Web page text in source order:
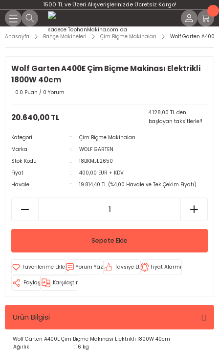
1500 TL ve Üzeri Alışverişlerinizde Ücretsiz Kargo!
Anasayfa Bahçe Makineleri Çim Biçme Makinaları Wolf Garten
Wolf Garten A400E Çim Biçme Makinası Elektrikli
1800W 40cm
0.0 Puan / 0 Yorum
20.640,00 TL
4.128,00 TL den
başlayan taksitlerle!!
Kategori
Çim Biçme Makinaları
Marka
WOLF GARTEN
Stok Kodu
18BKMJL2650
Fiyat
400,00 EUR + KDV
Havale
19.814,40 TL (%4,00 Havale ve Tek Çekim Fiyatı)
Sepete Ekle
Yorum Yaz Tavsiye Et Fiyat Alarmı
Paylaş Karşılaştır
Ürün Bilgisi
Wolf Garten A400E Çim Biçme Makinası Elektrikli 1800W 40cm
Ağırlık
:16 kg